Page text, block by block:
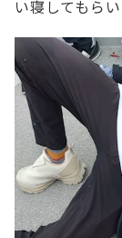
い寝してもら